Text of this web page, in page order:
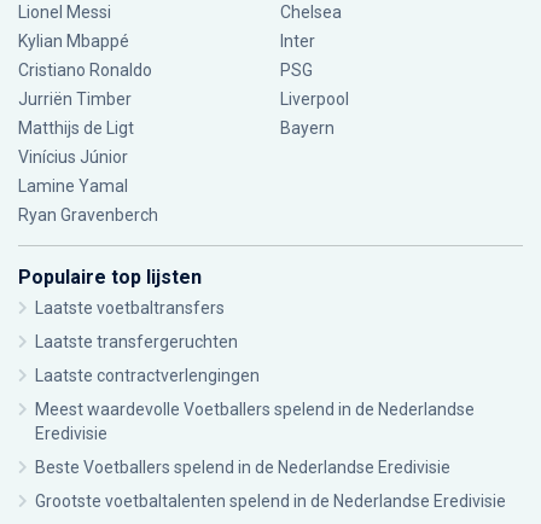
Lionel Messi
Kylian Mbappé
Cristiano Ronaldo
Jurriën Timber
Matthijs de Ligt
Vinícius Júnior
Lamine Yamal
Ryan Gravenberch
Chelsea
Inter
PSG
Liverpool
Bayern
Populaire top lijsten
Laatste voetbaltransfers
Laatste transfergeruchten
Laatste contractverlengingen
Meest waardevolle Voetballers spelend in de Nederlandse
Eredivisie
Beste Voetballers spelend in de Nederlandse Eredivisie
Grootste voetbaltalenten spelend in de Nederlandse Eredivisie